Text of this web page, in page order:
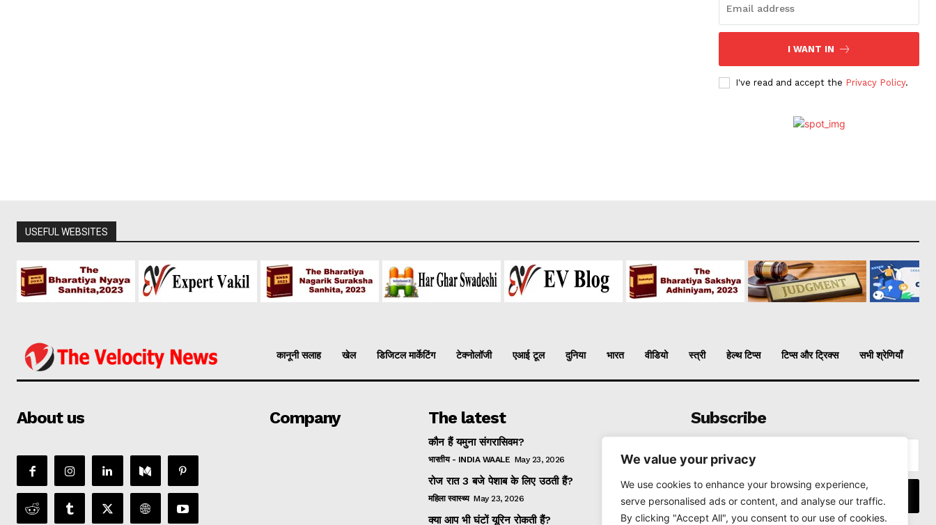
We value your privacy
We use cookies to enhance your browsing experience,
serve personalised ads or content, and analyse our traffic.
By clicking "Accept All", you consent to our use of cookies.
I WANT IN
I've read and accept the Privacy Policy.
USEFUL WEBSITES
कानूनी सलाह खेल डिजिटल मार्केटिंग टेक्नोलॉजी एआई टूल दुनिया भारत वीडियो स्त्री हेल्थ टिप्स टिप्स और ट्रिक्स सभी श्रेणियाँ
About us Company The latest
कौन हैं यमुना संगरासिवम?
भारतीय - INDIA WAALE May 23, 2026
रोज रात 3 बजे पेशाब के लिए उठती हैं?
महिला स्वास्थ्य May 23, 2026
क्या आप भी घंटों यूरिन रोकती हैं?
Subscribe
I WANT IN